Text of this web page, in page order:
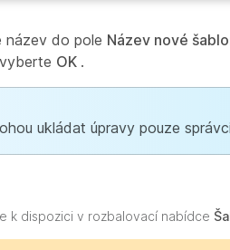
název do pole Název nové
OK .
ukládat úpravy pouze
k dispozici v rozbalovací nabídce